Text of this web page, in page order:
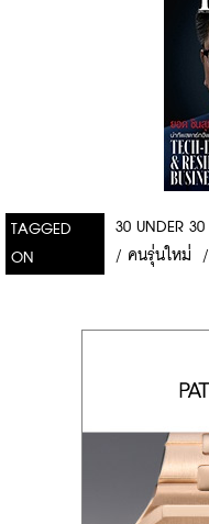
TAGGED
ON
30 UNDER 30
/ คนรุ่นใหม่ /